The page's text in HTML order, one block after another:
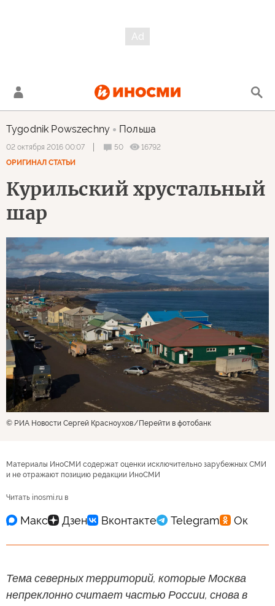
Tygodnik Powszechny Польша
02 октября 2016 00:07 50
16792
ОРИГИНАЛ СТАТЬИ
Курильский хрустальный
шар
© РИА Новости Сергей Красноухов Перейти в фотобанк
Материалы ИноСМИ содержат оценки исключительно зарубежных СМИ
и не отражают позицию редакции ИноСМИ
Читать inosmi.ru в
Тема северных территорий, которые Москва
непреклонно считает частью России, снова в